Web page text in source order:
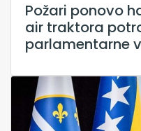
Požari ponovo
air traktora
parlamentarne